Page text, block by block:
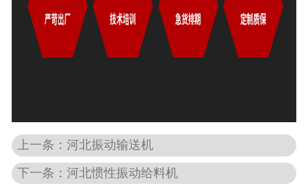
上一条：河北振动输送机
下一条：河北惯性振动给料机